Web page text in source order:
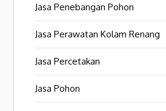
Jasa Penebangan Pohon
Jasa Perawatan Kolam Renang
Jasa Percetakan
Jasa Pohon